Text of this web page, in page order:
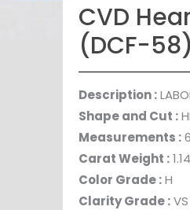
CVD
(DCF-58)
Description :
Shape and Cut :
Measurements :
Carat Weight :
Color Grade :H
Clarity Grade :VS